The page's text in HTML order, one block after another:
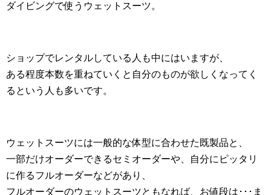
ダイビングで使うウェットスーツ。
ショップでレンタルしている人も中にはいますが、
ある程度本数を重ねていくと自分のものが欲しくなってく
るという人も多いです。
ウェットスーツには一般的な体型に合わせた既製品と、
一部だけオーダーできるセミオーダーや、自分にピッタリ
に作るフルオーダーなどがあり、
フルオーダーのウェットスーツともなれば、お値段は･･･ま